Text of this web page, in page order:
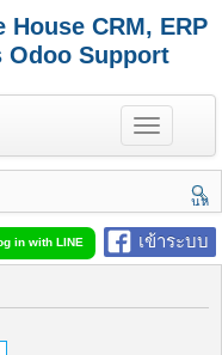
CRM, ERP
Odoo Support
T
o
g
e
n
a
v
g
นห
า
เข้าระบบ
in with LINE